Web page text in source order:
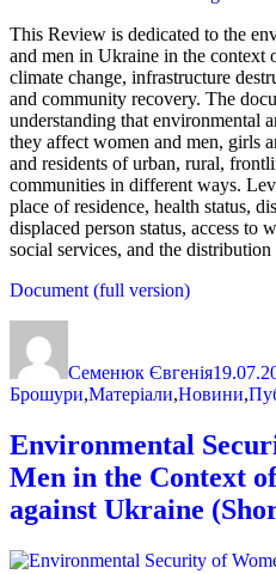
This Review is dedicated to the
and men in Ukraine in the context
climate change, infrastructure
and community recovery. The
understanding that environmental
they affect women and men, girls
and residents of urban, rural,
communities in different ways.
place of residence, health status,
displaced person status, access to
social services, and the
Document (full version)
Семенюк Євгенія
Брошури,Матеріали,Новини,
Environmental
Men in the Context
against Ukraine